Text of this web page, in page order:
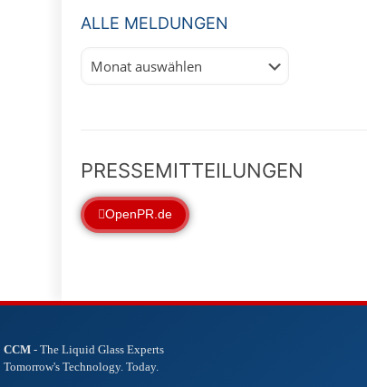
ALLE MELDUNGEN
Meldungen
PRESSEMITTEILUNGEN
OpenPR.de
CCM - The Liquid Glass Experts
Tomorrow's Technology. Today.